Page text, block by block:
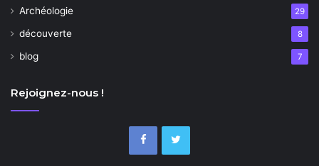
Archéologie 29
découverte 8
blog 7
Rejoignez-nous !